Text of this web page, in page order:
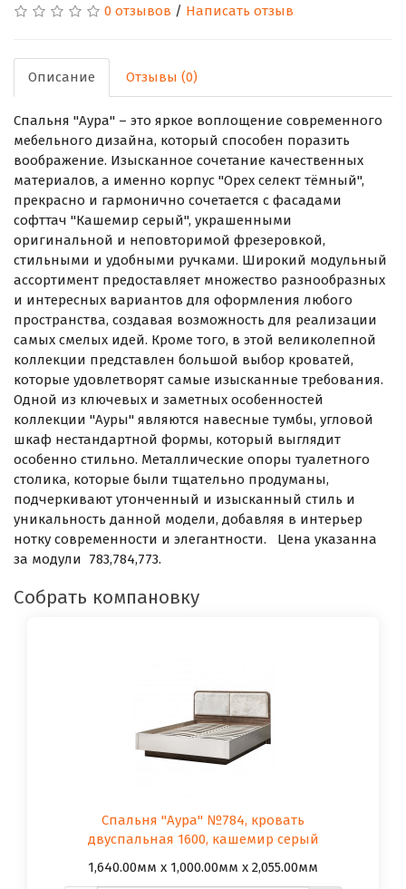
0 отзывов / Написать отзыв
Описание Отзывы (0)
Спальня "Аура" – это яркое воплощение современного
мебельного дизайна, который способен поразить
воображение. Изысканное сочетание качественных
материалов, а именно корпус "Орех селект тёмный",
прекрасно и гармонично сочетается с фасадами
софттач "Кашемир серый", украшенными
оригинальной и неповторимой фрезеровкой,
стильными и удобными ручками. Широкий модульный
ассортимент предоставляет множество разнообразных
и интересных вариантов для оформления любого
пространства, создавая возможность для реализации
самых смелых идей. Кроме того, в этой великолепной
коллекции представлен большой выбор кроватей,
которые удовлетворят самые изысканные требования.
Одной из ключевых и заметных особенностей
коллекции "Ауры" являются навесные тумбы, угловой
шкаф нестандартной формы, который выглядит
особенно стильно. Металлические опоры туалетного
столика, которые были тщательно продуманы,
подчеркивают утонченный и изысканный стиль и
уникальность данной модели, добавляя в интерьер
нотку современности и элегантности. Цена указанна
за модули 783,784,773.
Собрать компановку
Спальня "Аура" №784, кровать
двуспальная 1600, кашемир серый
1,640.00мм x 1,000.00мм x 2,055.00мм